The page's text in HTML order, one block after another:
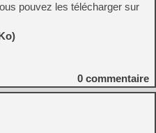
pouvez les télécharger sur
0 commentaire